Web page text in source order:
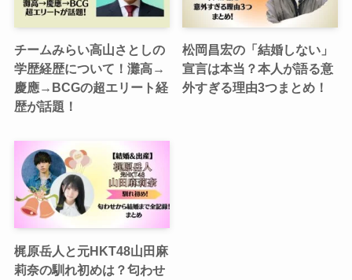
チームみらい高山さとしの
学歴経歴について！灘高→
慶應→BCGの超エリート経
歴が話題！
松岡昌宏の「結婚しない」
宣言は本当？本人が語る意
外すぎる理由3つまとめ！
梶原岳人と元HKT48山田麻
莉奈の馴れ初めは？匂わせ